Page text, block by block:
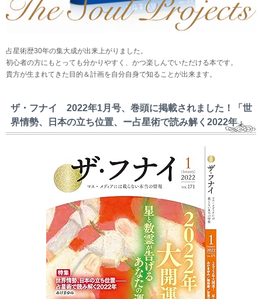
占星術歴30年の集大成が出来上がりました。
初心者の方にもとっても分かりやすく、かつ楽しんでいただける本です。
貴方が生まれてきた目的＆計画を自分自身で知ることが出来ます。
ザ・フナイ 2022年1月号、巻頭に掲載されました！「世
界情勢、日本の立ち位置、ー占星術で読み解く2022年」